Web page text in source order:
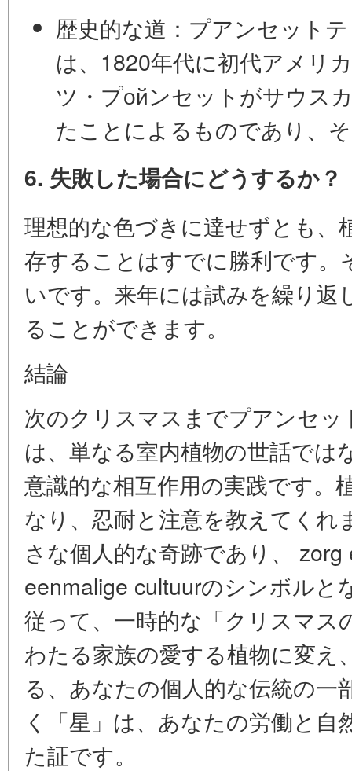
歴史的な道： プアンセット
は、1820年代に初代アメリ
ツ・プойンセットがサウス
たことによるものであり、
6. 失敗した場合にどうするか？
理想的な色づきに達せずとも、
存することはすでに勝利です。
いです。来年には試みを繰り返
ることができます。
結論
次のクリスマスまでプアンセ
は、単なる室内植物の世話では
意識的な相互作用の実践です。
なり、忍耐と注意を教えてくれ
さな個人的な奇跡であり、
eenmalige cultuurのシンボルと
従って、一時的な「クリスマス
わたる家族の愛する植物に変え
る、あなたの個人的な伝統の
く「星」は、あなたの労働と
た証です。